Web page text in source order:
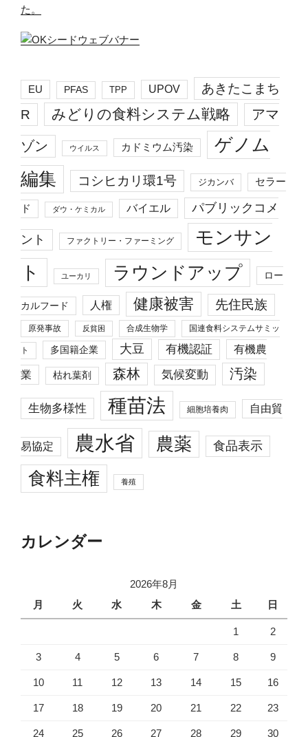
た。
EU PFAS TPP UPOV
あきたこまち
R
みどりの食料システム戦略 アマ
ゾン ウイルス カドミウム汚染
ゲノム
編集
コシヒカリ環1号 ジカンバ セラー
ド ダウ・ケミカル バイエル パブリックコメ
ント ファクトリー・ファーミング
モンサン
ト
ユーカリ ラウンドアップ ロー
カルフード 人権 健康被害 先住民族
原発事故 反貧困 合成生物学 国連食料システムサミッ
ト 多国籍企業 大豆 有機認証 有機農
業 枯れ葉剤 森林 気候変動 汚染
生物多様性 種苗法 細胞培養肉 自由貿
易協定 農水省 農薬 食品表示
食料主権 養殖
カレンダー
2026年8月
月
火 水 木 金 土 日
1 2
3 4 5 6 7 8 9
10 11 12 13 14 15 16
17 18 19 20 21 22 23
24 25 26 27 28 29 30